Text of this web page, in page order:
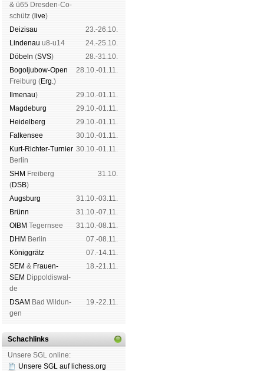
& ü65 Dres­den-Co­
schütz ( live)
Dei­zi­sau
23.-26.10.
Lin­de­nau u8-u14
24.-25.10.
Dö­beln (SVS)
28.-31.10.
Bogoljubow-Open
Frei­burg (Erg.)
28.10.-01.11.
Il­me­nau)
29.10.-01.11.
Mag­de­burg
29.10.-01.11.
Hei­del­berg
29.10.-01.11.
Fal­ken­see
30.10.-01.11.
Kurt-Rich­ter-Tur­nier
Ber­lin
30.10.-01.11.
SHM Frei­berg
(DSB)
31.10.
Augs­burg
31.10.-03.11.
Brünn
31.10.-07.11.
OIBM Tegern­see
31.10.-08.11.
DHM Ber­lin
07.-08.11.
König­grätz
07.-14.11.
SEM & Frauen-
SEM Dip­pol­dis­wal­
de
18.-21.11.
DSAM Bad Wil­dun­
gen
19.-22.11.
Schachlinks
Unsere SGL online:
Unsere SGL auf li­chess.org